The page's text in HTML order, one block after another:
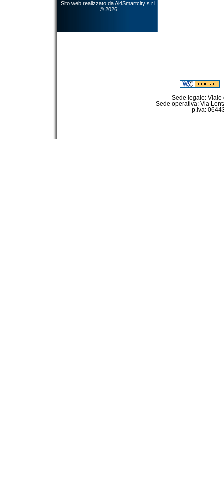
Sito web realizzato daAi4Smartcity s.r.l.
© 2026
Sede legale: Viale
Sede operativa: Via
p.iva: